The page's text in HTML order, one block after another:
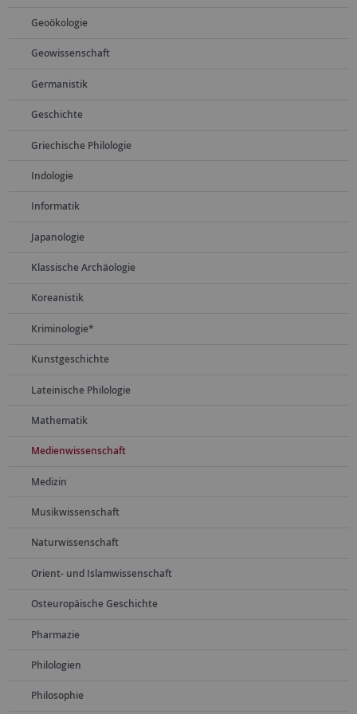
Geoökologie
Geowissenschaft
Germanistik
Geschichte
Griechische Philologie
Indologie
Informatik
Japanologie
Klassische Archäologie
Koreanistik
Kriminologie*
Kunstgeschichte
Lateinische Philologie
Mathematik
Medienwissenschaft
Medizin
Musikwissenschaft
Naturwissenschaft
Orient- und Islamwissenschaft
Osteuropäische Geschichte
Pharmazie
Philologien
Philosophie